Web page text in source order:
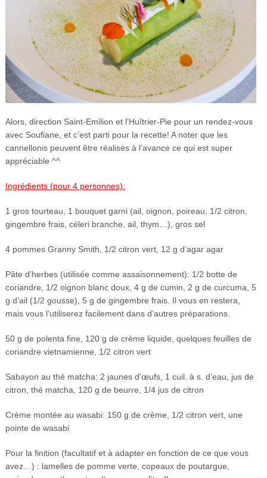
Alors, direction Saint-Emilion et l’Huîtrier-Pie pour un rendez-vous
avec Soufiane, et c’est parti pour la recette! A noter que les
cannellonis peuvent être réalisés à l’avance ce qui est super
appréciable ^^
Ingrédients (pour 4 personnes):
1 gros tourteau, 1 bouquet garni (ail, oignon, poireau, 1/2 citron,
gingembre frais, céleri branche, ail, thym…), gros sel
4 pommes Granny Smith, 1/2 citron vert, 12 g d’agar agar
Pâte d’herbes (utilisée comme assaisonnement): 1/2 botte de
coriandre, 1/2 oignon blanc doux, 4 g de cumin, 2 g de curcuma, 5
g d’ail (1/2 gousse), 5 g de gingembre frais. Il vous en restera,
mais vous l’utiliserez facilement dans d’autres préparations.
50 g de polenta fine, 120 g de crème liquide, quelques feuilles de
coriandre vietnamienne, 1/2 citron vert
Sabayon au thé matcha: 2 jaunes d’œufs, 1 cuil. à s. d’eau, jus de
citron, thé matcha, 120 g de beurre, 1/4 jus de citron
Crème montée au wasabi: 150 g de crème, 1/2 citron vert, une
pointe de wasabi
Pour la finition (facultatif et à adapter en fonction de ce que vous
avez…) : lamelles de pomme verte, copeaux de poutargue,